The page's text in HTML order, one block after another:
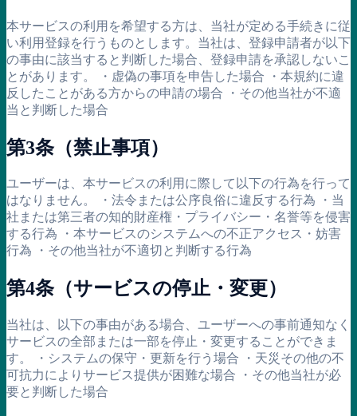
本サービスの利用を希望する方は、当社が定める手続きに従
い利用登録を行うものとします。当社は、登録申請者が以下
の事由に該当すると判断した場合、登録申請を承認しないこ
とがあります。 ・虚偽の事項を申告した場合 ・本規約に違
反したことがある方からの申請の場合 ・その他当社が不適
当と判断した場合
第3条（禁止事項）
ユーザーは、本サービスの利用に際して以下の行為を行って
はなりません。 ・法令または公序良俗に違反する行為 ・当
社または第三者の知的財産権・プライバシー・名誉等を侵害
する行為 ・本サービスのシステムへの不正アクセス・妨害
行為 ・その他当社が不適切と判断する行為
第4条（サービスの停止・変更）
当社は、以下の事由がある場合、ユーザーへの事前通知なく
サービスの全部または一部を停止・変更することができま
す。 ・システムの保守・更新を行う場合 ・天災その他の不
可抗力によりサービス提供が困難な場合 ・その他当社が必
要と判断した場合